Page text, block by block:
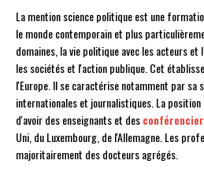
La mention science politique est une
le monde contemporain et plus
domaines, la vie politique avec les acteurs
les sociétés et l'action publique. Cet
l'Europe. Il se caractérise notamment par
internationales et journalistiques. La
d'avoir des enseignants et des
Uni, du Luxembourg, de l'Allemagne. Les
majoritairement des docteurs agrégés.